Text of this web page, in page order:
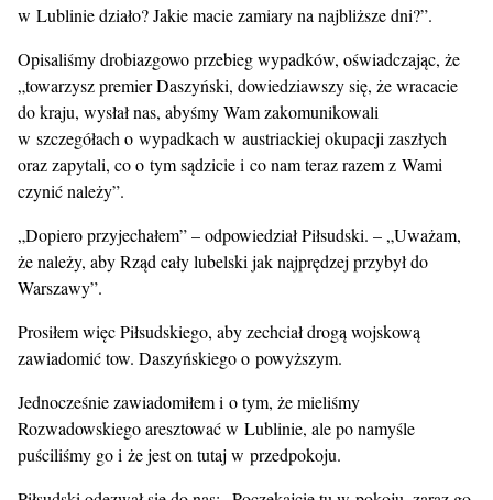
w Lublinie działo? Jakie macie zamiary na najbliższe dni?”.
Opisaliśmy drobiazgowo przebieg wypadków, oświadczając, że
„towarzysz premier Daszyński, dowiedziawszy się, że wracacie
do kraju, wysłał nas, abyśmy Wam zakomunikowali
w szczegółach o wypadkach w austriackiej okupacji zaszłych
oraz zapytali, co o tym sądzicie i co nam teraz razem z Wami
czynić należy”.
„Dopiero przyjechałem” – odpowiedział Piłsudski. – „Uważam,
że należy, aby Rząd cały lubelski jak najprędzej przybył do
Warszawy”.
Prosiłem więc Piłsudskiego, aby zechciał drogą wojskową
zawiadomić tow. Daszyńskiego o powyższym.
Jednocześnie zawiadomiłem i o tym, że mieliśmy
Rozwadowskiego aresztować w Lublinie, ale po namyśle
puściliśmy go i że jest on tutaj w przedpokoju.